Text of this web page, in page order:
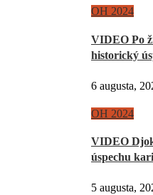
OH 2024
VIDEO Po
historický
6 augusta,
OH 2024
VIDEO
úspechu
5 augusta,